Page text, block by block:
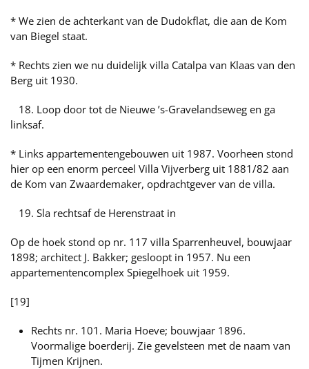
* We zien de achterkant van de Dudokflat, die aan de Kom
van Biegel staat.
* Rechts zien we nu duidelijk villa Catalpa van Klaas van den
Berg uit 1930.
18. Loop door tot de Nieuwe ’s-Gravelandseweg en ga
linksaf.
* Links appartementengebouwen uit 1987. Voorheen stond
hier op een enorm perceel Villa Vijverberg uit 1881/82 aan
de Kom van Zwaardemaker, opdrachtgever van de villa.
19. Sla rechtsaf de Herenstraat in
Op de hoek stond op nr. 117 villa Sparrenheuvel, bouwjaar
1898; architect J. Bakker; gesloopt in 1957. Nu een
appartementencomplex Spiegelhoek uit 1959.
[19]
Rechts nr. 101. Maria Hoeve; bouwjaar 1896.
Voormalige boerderij. Zie gevelsteen met de naam van
Tijmen Krijnen.